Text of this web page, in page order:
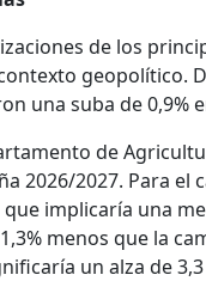
de los
geopolítico.
una suba de 0,9%
de
2026/2027. Para el
implicaría una
menos que la
un alza de